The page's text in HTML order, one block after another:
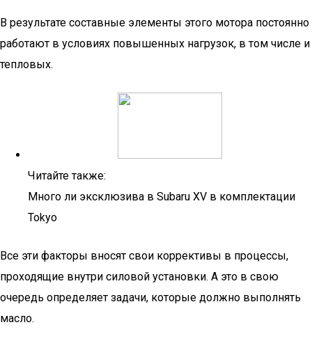
В результате составные элементы этого мотора постоянно
работают в условиях повышенных нагрузок, в том числе и
тепловых.
Читайте также:
Много ли эксклюзива в Subaru XV в комплектации
Tokyo
Все эти факторы вносят свои коррективы в процессы,
проходящие внутри силовой установки. А это в свою
очередь определяет задачи, которые должно выполнять
масло.